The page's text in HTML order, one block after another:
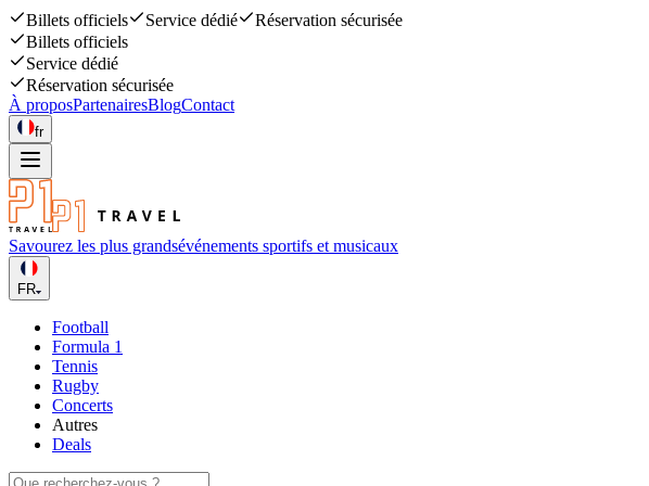
Billets officiels Service dédié
Réservation sécurisée
Billets officiels
Service dédié
Réservation sécurisée
À proposPartenairesBlogContact
fr
Savourez les plus grandsévénements sportifs et musicaux
FR
Football
Formula 1
Tennis
Rugby
Concerts
Autres
Deals